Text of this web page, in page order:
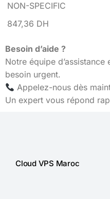
NON-SPECIFIC
847,36 DH
Besoin d’aide ?
Notre équipe
besoin urgent.
Appelez-nous dès
Un expert vous répond
Cloud VPS Maroc